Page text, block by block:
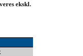
ekskl.